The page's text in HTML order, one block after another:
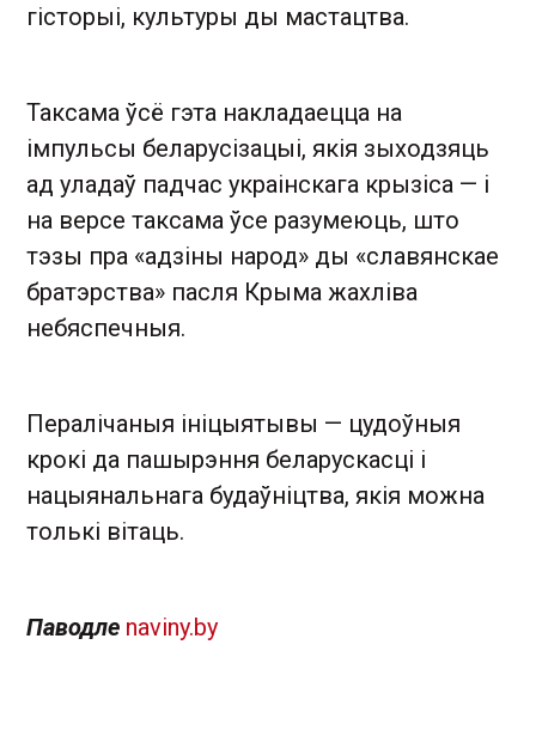
гісторыі, культуры ды мастацтва.
Таксама ўсё гэта накладаецца на
імпульсы беларусізацыі, якія зыходзяць
ад уладаў падчас украінскага крызіса — і
на версе таксама ўсе разумеюць, што
тэзы пра «адзіны народ» ды «славянскае
братэрства» пасля Крыма жахліва
небяспечныя.
Пералічаныя ініцыятывы — цудоўныя
крокі да пашырэння беларускасці і
нацыянальнага будаўніцтва, якія можна
толькі вітаць.
Паводле naviny.by